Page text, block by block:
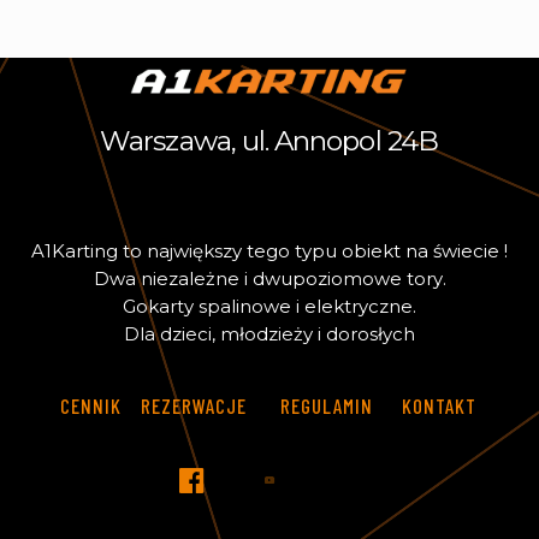
Warszawa, ul. Annopol 24B
A1Karting to największy tego typu obiekt na świecie !
Dwa niezależne i dwupoziomowe tory.
Gokarty spalinowe i elektryczne.
Dla dzieci, młodzieży i dorosłych
CENNIK REZERWACJE REGULAMIN KONTAKT